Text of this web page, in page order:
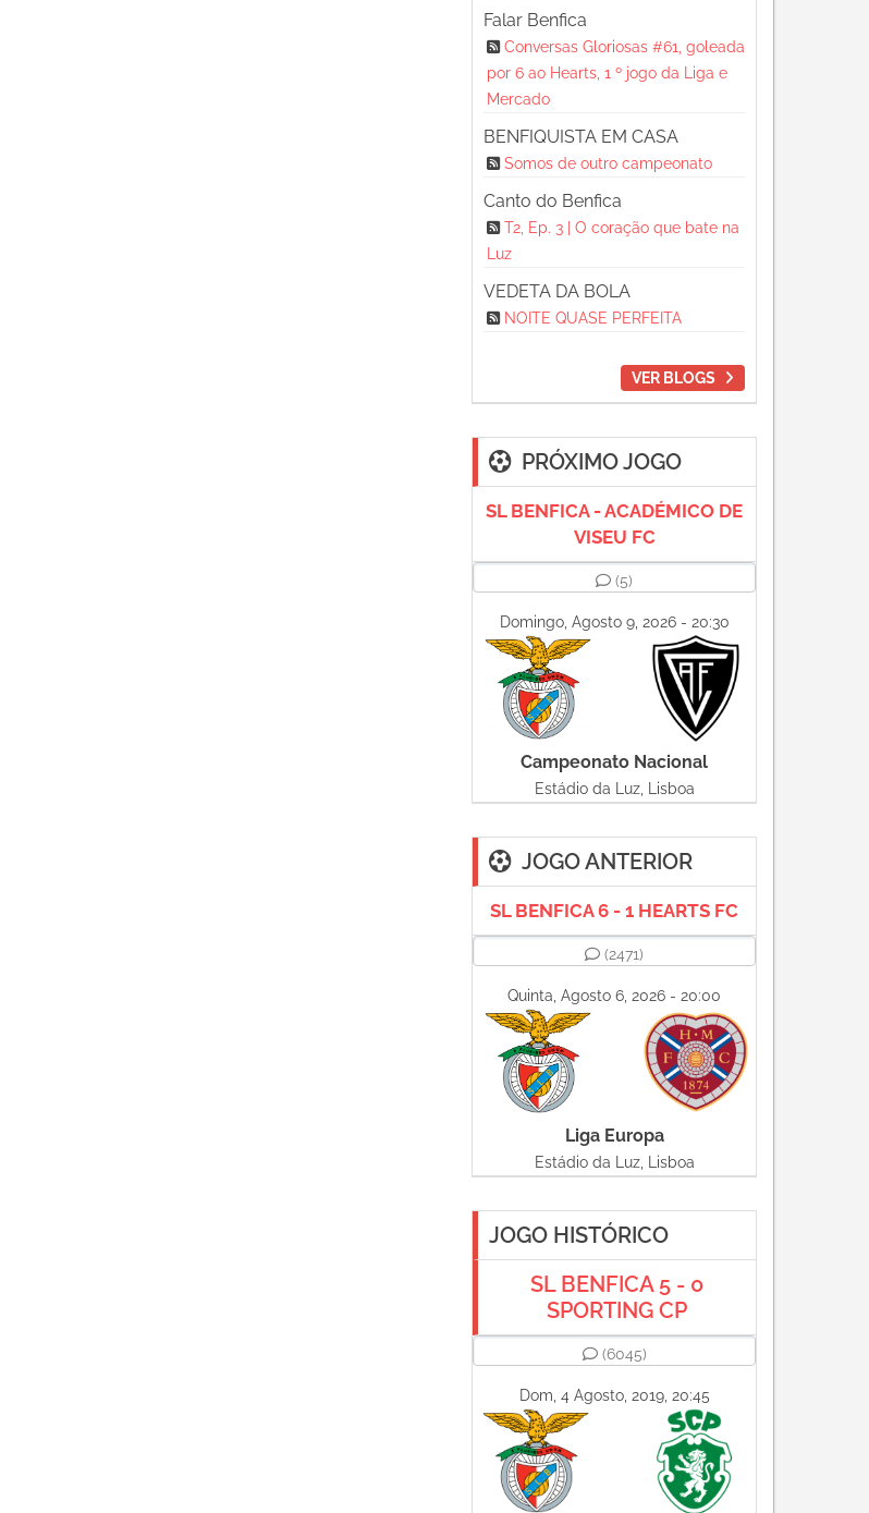
Falar Benfica
Conversas Gloriosas #61, goleada
por 6 ao Hearts, 1 º jogo da Liga e
Mercado
BENFIQUISTA EM CASA
Somos de outro campeonato
Canto do Benfica
T2, Ep. 3 | O coração que bate na
Luz
VEDETA DA BOLA
NOITE QUASE PERFEITA
VER BLOGS
PRÓXIMO JOGO
SL BENFICA - ACADÉMICO DE
VISEU FC
(5)
Domingo, Agosto 9, 2026 - 20:30
Campeonato Nacional
Estádio da Luz, Lisboa
JOGO ANTERIOR
SL BENFICA 6 - 1 HEARTS FC
(2471)
Quinta, Agosto 6, 2026 - 20:00
Liga Europa
Estádio da Luz, Lisboa
JOGO HISTÓRICO
SL BENFICA 5 - 0
SPORTING CP
(6045)
Dom, 4 Agosto, 2019, 20:45